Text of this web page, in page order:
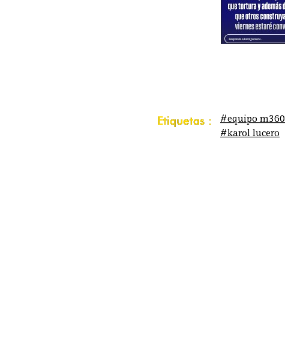
Etiquetas : #equipo m360
#karol lucero